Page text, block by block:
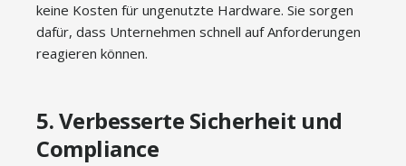
keine Kosten für ungenutzte Hardware. Sie sorgen
dafür, dass Unternehmen schnell auf Anforderungen
reagieren können.
5. Verbesserte Sicherheit und
Compliance